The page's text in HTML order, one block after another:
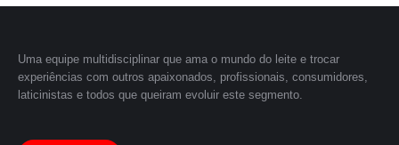
Uma equipe multidisciplinar que ama o mundo do leite e trocar
experiências com outros apaixonados, profissionais, consumidores,
laticinistas e todos que queiram evoluir este segmento.